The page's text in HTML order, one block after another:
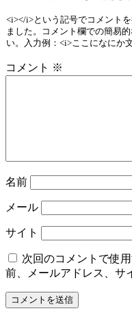
<i></i>という記号でコメント
ました。コメント欄での簡易
い。入力例：<i>ここになにか
コメント ※
名前
メール
サイト
次回のコメントで使
前、メールアドレス、サ